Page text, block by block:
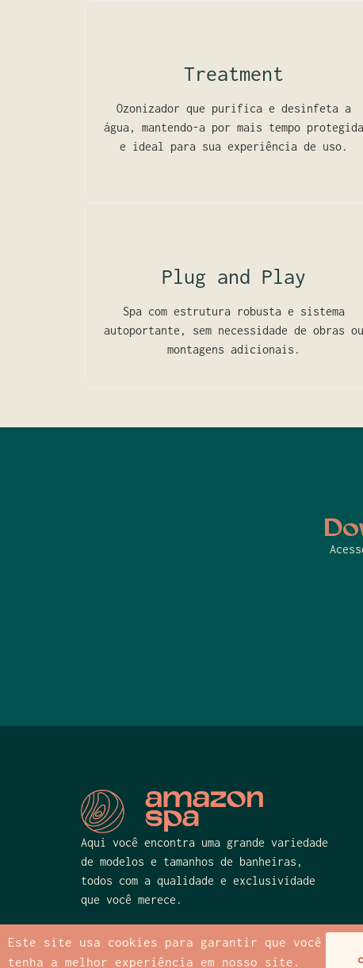
Treatment
Ozonizador que purifica e desinfeta a
água, mantendo-a por mais tempo protegida
e ideal para sua experiência de uso.
Plug and Play
Spa com estrutura robusta e sistema
autoportante, sem necessidade de obras ou
montagens adicionais.
Aqui você encontra uma grande variedade
de modelos e tamanhos de banheiras,
todos com a qualidade e exclusividade
que você merece.
Este site usa cookies para garantir que você
tenha a melhor experiência em nosso site.